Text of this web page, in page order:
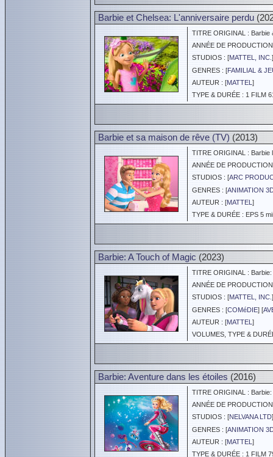
Barbie et Chelsea: L'anniversaire perdu
TITRE ORIGINAL : Barbie
ANNÉE DE
STUDIOS : [MATTEL, INC.
GENRES : [FAMILIAL &
AUTEUR : [MATTEL ]
TYPE & DURÉE : 1 FILM
Barbie et sa maison de rêve (TV) (2013)
TITRE ORIGINAL : Barbie
ANNÉE DE
STUDIOS : [ARC
GENRES : [ANIMATION
AUTEUR : [MATTEL ]
TYPE & DURÉE : EPS 5
Barbie: A Touch of Magic (2023)
TITRE ORIGINAL : Barbie:
ANNÉE DE
STUDIOS : [MATTEL, INC.
GENRES : [COMéDIE] [
AUTEUR : [MATTEL ]
VOLUMES, TYPE &
Barbie: Aventure dans les étoiles (2016)
TITRE ORIGINAL :
ANNÉE DE
STUDIOS : [NELVANA LTD
GENRES : [ANIMATION
AUTEUR : [MATTEL ]
TYPE & DURÉE : 1 FILM